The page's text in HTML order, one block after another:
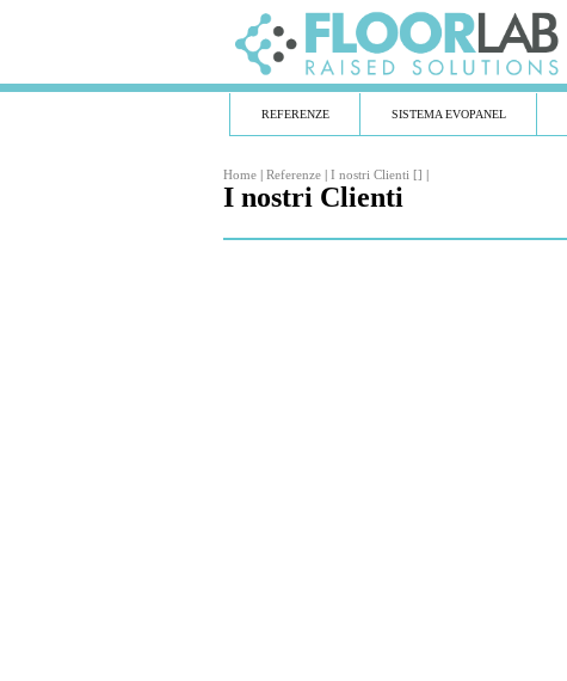
REFERENZE SISTEMA EVOPANEL
Home | Referenze | I nostri Clienti [] |
I nostri Clienti